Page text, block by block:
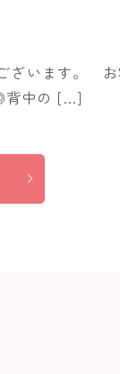
ざいます。
背中の […]